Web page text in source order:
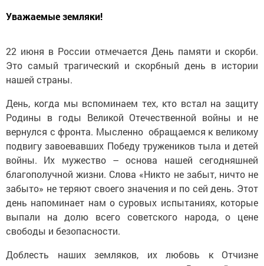
Уважаемые земляки!
22 июня в России отмечается День памяти и скорби.
Это самый трагический и скорбный день в истории
нашей страны.
День, когда мы вспоминаем тех, кто встал на защиту
Родины в годы Великой Отечественной войны и не
вернулся с фронта. Мысленно обращаемся к великому
подвигу завоевавших Победу тружеников тыла и детей
войны. Их мужество – основа нашей сегодняшней
благополучной жизни. Слова «Никто не забыт, ничто не
забыто» не теряют своего значения и по сей день. Этот
день напоминает нам о суровых испытаниях, которые
выпали на долю всего советского народа, о цене
свободы и безопасности.
Доблесть наших земляков, их любовь к Отчизне